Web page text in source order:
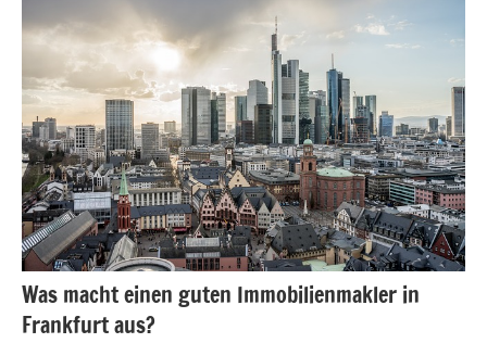
Was macht einen guten Immobilienmakler in
Frankfurt aus?